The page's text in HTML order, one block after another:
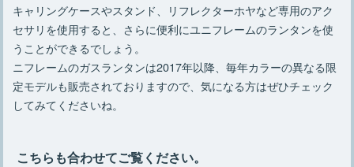
キャリングケースやスタンド、リフレクターホヤなど専用のアク
セサリを使用すると、さらに便利にユニフレームのランタンを使
うことができるでしょう。
ニフレームのガスランタンは2017年以降、毎年カラーの異なる限
定モデルも販売されておりますので、気になる方はぜひチェック
してみてくださいね。
こちらも合わせてご覧ください。